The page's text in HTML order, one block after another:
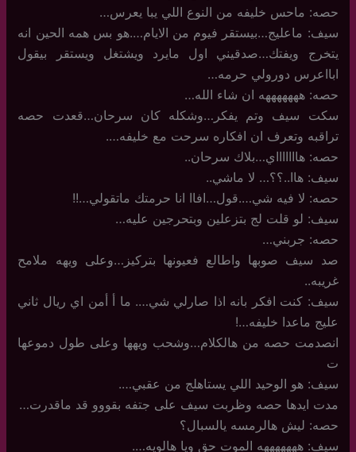
حصه: ماحس خليفه من النوع اللي يبا يعرس…
سيف: ماعليج…بيستقر فيوم من الايام….هو بس همه الحين انه
يتخرج ويفتك…صدقيني اول مايرد ويشتغل ويستقر بيقول
ابااعرس دورولي حرمه…
حصه: هههههههه ان شاء الله…
سكت سيف وتم يفكر…وشكله كان سرحان…قعدت حصه
تراقبه وتعرف ان افكاره سرحت مع خليفه….
حصه: هاااااااي…بلاك سرحان..
سيف: هاا..؟؟… لا ماشي..
حصه: لا فيه شي….قول…افاا انا حرمتك ماتقولي…!!
سيف: لو قلت لج بتزعلين وبتحرجين عليه…
حصه: جربني…
صد سيف صوبها واطالع فعيونها بتركيز…وعلى ويهه ملامح
غريبه..
سيف: كنت افكر بانه اذا صارلي شي…. ما أ أمن اي ريال ثاني
عليج ماعدا خليفه…!
انصدمت حصه من هالكلام…وشحب ويهها وعلى طول دموعها
ت
سيف: هو الوحيد اللي يستاهلج من عقبي….
مدت ايدها حصه وظربت سيف على جتفه بقووو قد ماقدرت…
حصه: ليش هالرمسه يالسبال؟
سيف: هههههههه الموت حق ويا هالويه….